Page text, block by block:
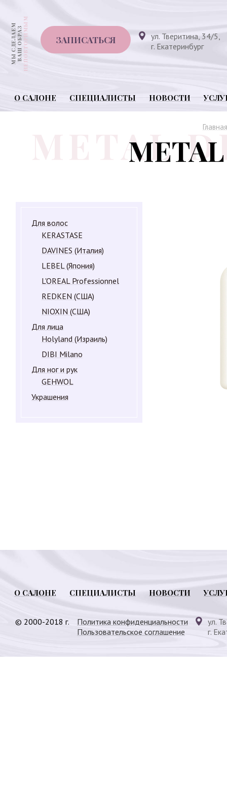
ЗАПИСАТЬСЯ
ул. Тверитина, 34/5,
г. Екатеринбург
О САЛОНЕ СПЕЦИАЛИСТЫ НОВОСТИ
Главная
Для волос
KERASTASE
DAVINES (Италия)
LEBEL (Япония)
L'OREAL Professionnel
REDKEN (США)
NIOXIN (США)
Для лица
Holyland (Израиль)
DIBI Milano
Для ног и рук
GEHWOL
Украшения
О САЛОНЕ СПЕЦИАЛИСТЫ НОВОСТИ
© 2000-2018 г.
Политика конфиденциальности
Пользовательское соглашение
ул.
г.